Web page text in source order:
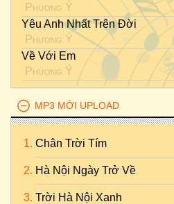
Phương Ý
Yêu Anh Nhất Trên Đời
Phương Ý
Về Với Em
Phương Ý
MP3 MỚI UPLOAD
Chân Trời Tím
Hà Nội Ngày Trở Về
Trời Hà Nội Xanh